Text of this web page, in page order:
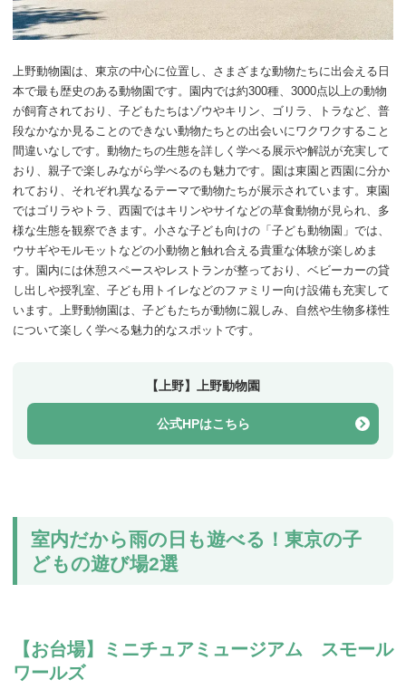
上野動物園は、東京の中心に位置し、さまざまな動物たちに出会える日
本で最も歴史のある動物園です。園内では約300種、3000点以上の動物
が飼育されており、子どもたちはゾウやキリン、ゴリラ、トラなど、普
段なかなか見ることのできない動物たちとの出会いにワクワクすること
間違いなしです。動物たちの生態を詳しく学べる展示や解説が充実して
おり、親子で楽しみながら学べるのも魅力です。園は東園と西園に分か
れており、それぞれ異なるテーマで動物たちが展示されています。東園
ではゴリラやトラ、西園ではキリンやサイなどの草食動物が見られ、多
様な生態を観察できます。小さな子ども向けの「子ども動物園」では、
ウサギやモルモットなどの小動物と触れ合える貴重な体験が楽しめま
す。園内には休憩スペースやレストランが整っており、ベビーカーの貸
し出しや授乳室、子ども用トイレなどのファミリー向け設備も充実して
います。上野動物園は、子どもたちが動物に親しみ、自然や生物多様性
について楽しく学べる魅力的なスポットです。
【上野】上野動物園
公式HPはこちら
室内だから雨の日も遊べる！東京の子
どもの遊び場2選
【お台場】ミニチュアミュージアム スモール
ワールズ